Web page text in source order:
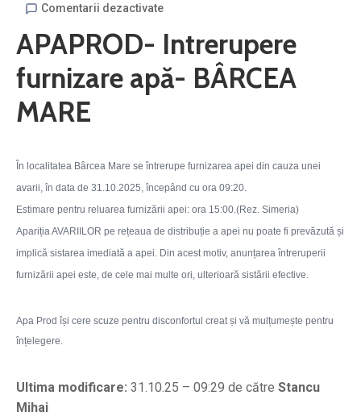
Comentarii dezactivate
APAPROD- Intrerupere
furnizare apă- BÂRCEA
MARE
În localitatea Bârcea Mare se întrerupe furnizarea apei din cauza unei
avarii, în data de 31.10.2025, începând cu ora 09:20.
Estimare pentru reluarea furnizării apei: ora 15:00.(Rez. Simeria)
Apariția AVARIILOR pe rețeaua de distribuție a apei nu poate fi prevăzută și
implică sistarea imediată a apei. Din acest motiv, anunțarea întreruperii
furnizării apei este, de cele mai multe ori, ulterioară sistării efective.
Apa Prod își cere scuze pentru disconfortul creat și vă mulțumește pentru
înțelegere.
Ultima modificare: 31.10.25 – 09:29 de către Stancu
Mihai